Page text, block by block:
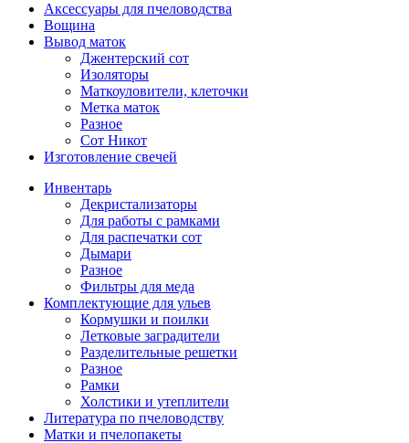
Аксессуары для пчеловодства
Вощина
Вывод маток
Джентерский сот
Изоляторы
Маткоуловители, клеточки
Метка маток
Разное
Сот Никот
Изготовление свечей
Инвентарь
Декристализаторы
Для работы с рамками
Для распечатки сот
Дымари
Разное
Фильтры для меда
Комплектующие для ульев
Кормушки и поилки
Летковые заградители
Разделительные решетки
Разное
Рамки
Холстики и утеплители
Литература по пчеловодству
Матки и пчелопакеты